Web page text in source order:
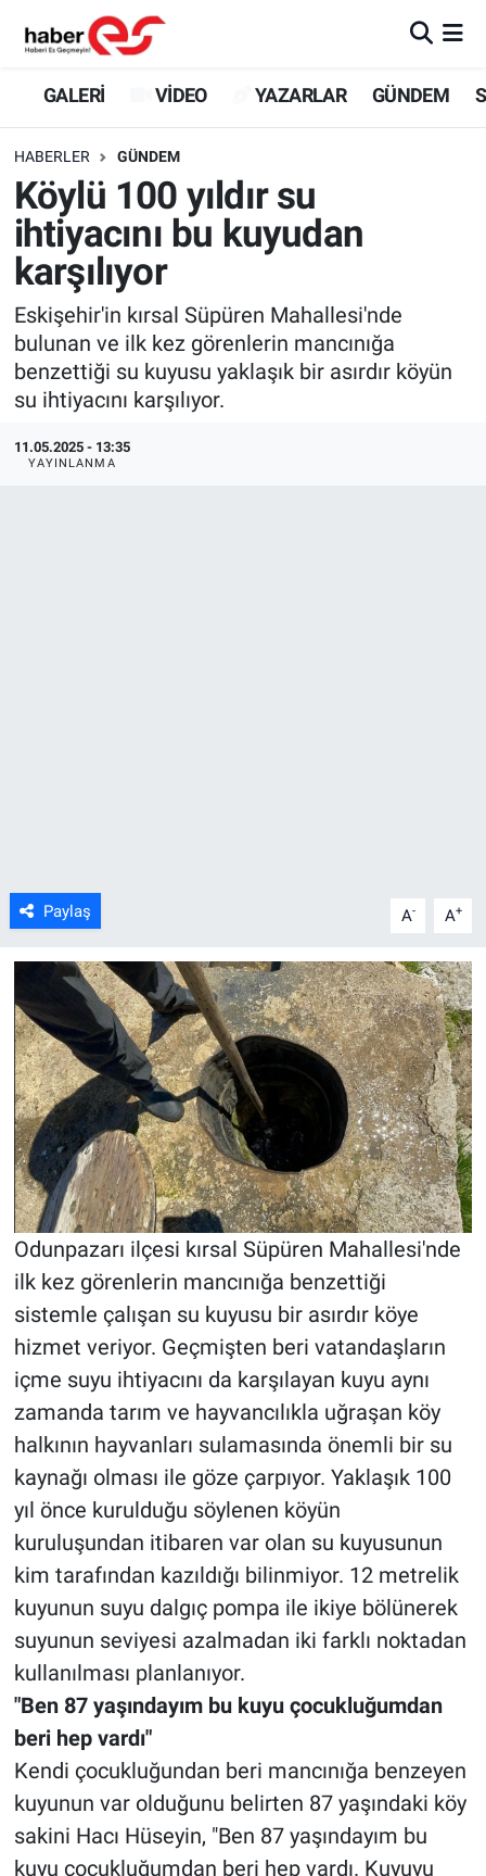
GALERİ VİDEO YAZARLAR GÜNDEM
HABERLER GÜNDEM
Köylü 100 yıldır su
ihtiyacını bu kuyudan
karşılıyor
Eskişehir'in kırsal Süpüren Mahallesi'nde
bulunan ve ilk kez görenlerin mancınığa
benzettiği su kuyusu yaklaşık bir asırdır köyün
su ihtiyacını karşılıyor.
11.05.2025 - 13:35
YAYINLANMA
Paylaş A- A+
Odunpazarı ilçesi kırsal Süpüren Mahallesi'nde
ilk kez görenlerin mancınığa benzettiği
sistemle çalışan su kuyusu bir asırdır köye
hizmet veriyor. Geçmişten beri vatandaşların
içme suyu ihtiyacını da karşılayan kuyu aynı
zamanda tarım ve hayvancılıkla uğraşan köy
halkının hayvanları sulamasında önemli bir su
kaynağı olması ile göze çarpıyor. Yaklaşık 100
yıl önce kurulduğu söylenen köyün
kuruluşundan itibaren var olan su kuyusunun
kim tarafından kazıldığı bilinmiyor. 12 metrelik
kuyunun suyu dalgıç pompa ile ikiye bölünerek
suyunun seviyesi azalmadan iki farklı noktadan
kullanılması planlanıyor.
"Ben 87 yaşındayım bu kuyu çocukluğumdan
beri hep vardı"
Kendi çocukluğundan beri mancınığa benzeyen
kuyunun var olduğunu belirten 87 yaşındaki köy
sakini Hacı Hüseyin, "Ben 87 yaşındayım bu
kuyu çocukluğumdan beri hep vardı. Kuyuyu
GALERİ
YAZARLAR
GÜNDEM
SİYASET
TEKNOLOJİ
EKONOMİ
SPOR
Eskişehir Nöbetçi Eczaneler
Eskişehir Trafik Yoğunluk Haritası
Süper Lig Puan Durumu ve Fikstür
Tüm Manşetler
Son Dakika Haberleri
Haber Arşivi